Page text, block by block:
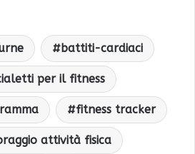
battiti-cardiaci
per il fitness
fitness tracker
attività fisica